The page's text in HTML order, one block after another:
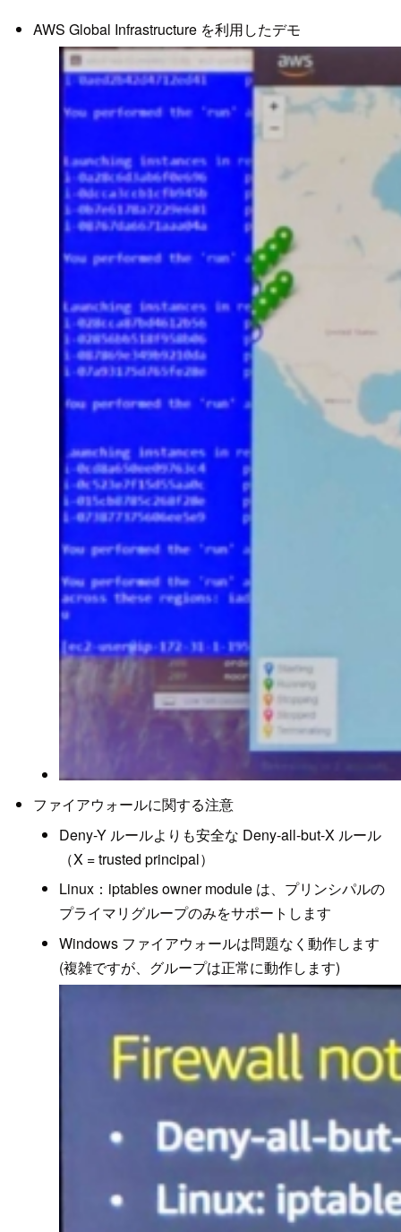
AWS Global Infrastructure を利用したデモ
ファイアウォールに関する注意
Deny-Y ルールよりも安全な Deny-all-but-X ルール
（X = trusted principal）
Linux：iptables owner module は、プリンシパルの
プライマリグループのみをサポートします
Windows ファイアウォールは問題なく動作します
(複雑ですが、グループは正常に動作します)